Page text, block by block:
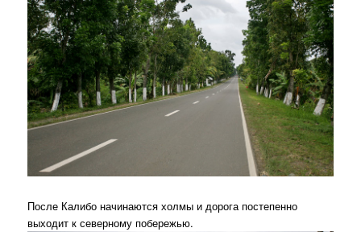
После Калибо начинаются холмы и дорога постепенно
выходит к северному побережью.